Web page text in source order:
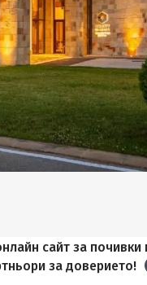
сайт за почивки
за доверието!